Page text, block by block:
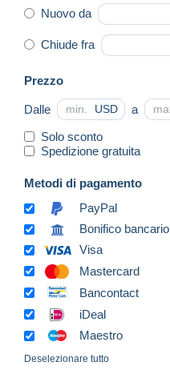
Nuovo da
Chiude fra
Prezzo
Dalle USD a
Solo sconto
Spedizione gratuita
Metodi di pagamento
PayPal
Bonifico bancario
Visa
Mastercard
Bancontact
iDeal
Maestro
Deselezionare tutto